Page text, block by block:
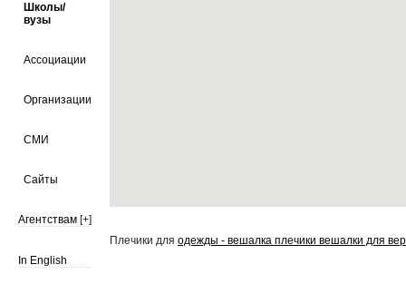
Школы/
вузы
Ассоциации
Организации
СМИ
Сайты
Агентствам [+]
In English
Плечики для одежды - вешалка плечики вешалки для